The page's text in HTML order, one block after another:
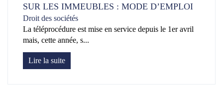
SUR LES IMMEUBLES : MODE D’EMPLOI
Droit des sociétés
La téléprocédure est mise en service depuis le 1er avril
mais, cette année, s...
Lire la suite